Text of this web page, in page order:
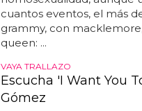
programa se va a gastar
VIVA EL AMOR
Queen Latifah y su
playas de Italia
Normalmente estamos
artistas dispuestos a salir